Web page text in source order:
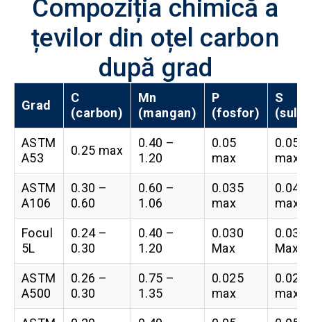
Compoziția chimică a
țevilor din oțel carbon
după grad
Grad
C
(carbon)
Mn
(mangan)
P
(fosfor)
S
(sulf)
ASTM
A53
0.25 max
0.40 –
1.20
0.05
max
0.05
max
ASTM
A106
0.30 –
0.60
0.60 –
1.06
0.035
max
0.04
max
Focul
5L
0.24 –
0.30
0.40 –
1.20
0.030
Max
0.030
Max
ASTM
A500
0.26 –
0.30
0.75 –
1.35
0.025
max
0.025
max